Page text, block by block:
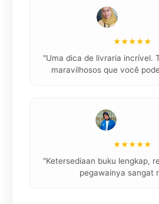
★★★★★
"Uma dica de livraria incrível.
maravilhosos que você
★★★★★
"Ketersediaan buku lengkap,
pegawainya sangat